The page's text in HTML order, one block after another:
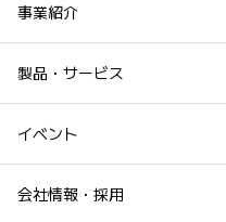
事業紹介
製品・サービス
イベント
会社情報・採用